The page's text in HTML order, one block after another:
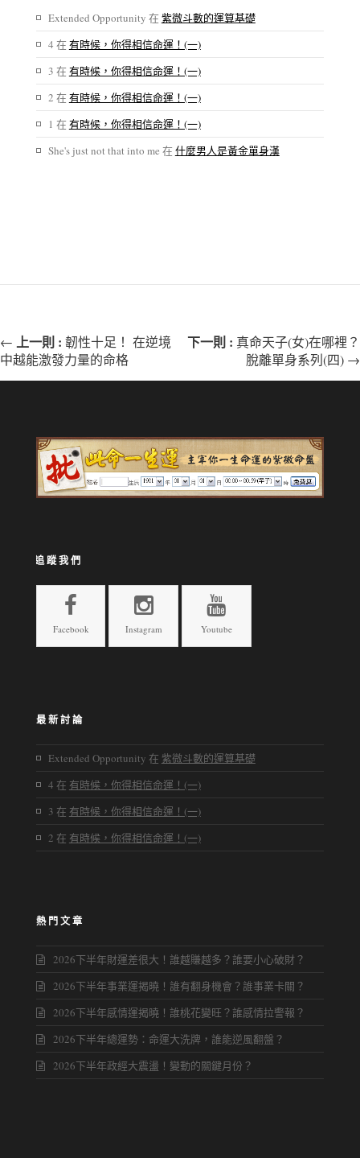
Extended Opportunity 在紫微斗數的運算基礎
4 在有時候，你得相信命運！(一)
3 在有時候，你得相信命運！(一)
2 在有時候，你得相信命運！(一)
1 在有時候，你得相信命運！(一)
She's just not that into me 在什麼男人是黃金單身漢
下一則 : 真命天子(女)在哪裡？
脫離單身系列(四) →
← 上一則 : 韌性十足！ 在逆境
中越能激發力量的命格
追蹤我們
Facebook Instagram Youtube
最新討論
Extended Opportunity 在 紫微斗數的運算基礎
4 在 有時候，你得相信命運！(一)
3 在 有時候，你得相信命運！(一)
2 在 有時候，你得相信命運！(一)
熱門文章
2026下半年財運差很大！誰越賺越多？誰要小心破財？
2026下半年事業運揭曉！誰有翻身機會？誰事業卡關？
2026下半年感情運揭曉！誰桃花變旺？誰感情拉警報？
2026下半年總運勢：命運大洗牌，誰能逆風翻盤？
2026下半年政經大震盪！變動的關鍵月份？